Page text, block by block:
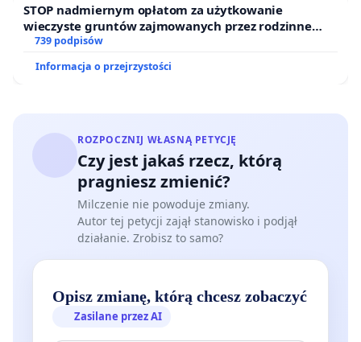
STOP nadmiernym opłatom za użytkowanie
wieczyste gruntów zajmowanych przez rodzinne
ogrody działkowe.
739 podpisów
Informacja o przejrzystości
ROZPOCZNIJ WŁASNĄ PETYCJĘ
Czy jest jakaś rzecz, którą
pragniesz zmienić?
Milczenie nie powoduje zmiany.
Autor tej petycji zajął stanowisko i podjął
działanie. Zrobisz to samo?
Opisz zmianę, którą chcesz zobaczyć
Zasilane przez AI